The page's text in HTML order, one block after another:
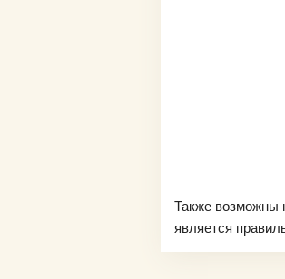
Также возможны
является